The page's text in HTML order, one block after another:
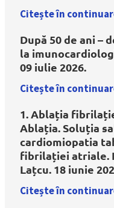
Citește în
După 50 de ani –
la
09 iulie 2026.
Citește în
1. Ablația
Ablația. Soluția
cardiomiopatia
fibrilației atriale.
Lațcu. 18 iunie
Citește în